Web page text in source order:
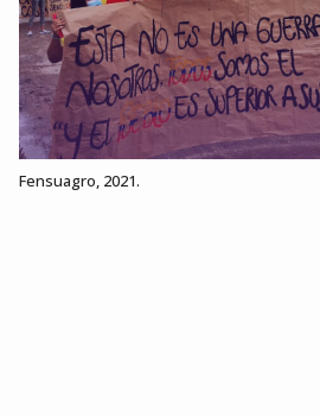
Fensuagro, 2021.